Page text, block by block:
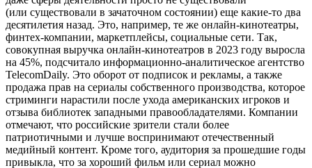
(или существовали в зачаточном состоянии) еще какие-то два
десятилетия назад. Это, например, те же онлайн-кинотеатры,
финтех-компании, маркетплейсы, социальные сети. Так,
совокупная выручка онлайн-кинотеатров в 2023 году выросла
на 45%, подсчитало информационно-аналитическое агентство
TelecomDaily. Это оборот от подписок и рекламы, а также
продажа прав на сериалы собственного производства, которое
стриминги нарастили после ухода американских игроков и
отзыва библиотек западными право­обладателями. Компании
отмечают, что российские зрители стали более
патриотичными и лучше воспринимают отечественный
медийный контент. Кроме того, аудитория за прошедшие годы
привыкла, что за хороший фильм или сериал можно